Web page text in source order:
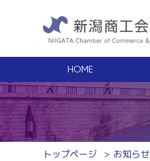
HOME
経営支援
経営相談
無料窓口相談
専門家ネットワーク
経営安定特別相談室
福利
健康増進サポート
トップページ お知らせ